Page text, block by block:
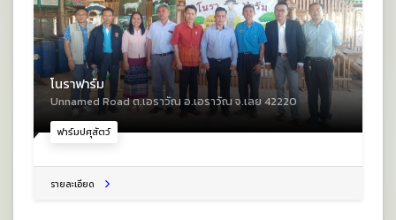
ฟาร์มปศุสัตว์
โนราฟาร์ม
Unnamed Road ต.เอราวัณ อ.เอราวัณ จ.เลย 42220
รายละเอียด